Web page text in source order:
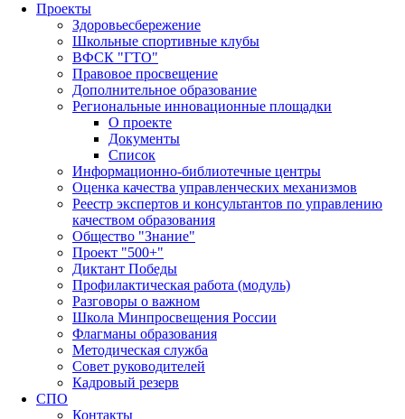
Проекты
Здоровьесбережение
Школьные спортивные клубы
ВФСК "ГТО"
Правовое просвещение
Дополнительное образование
Региональные инновационные площадки
О проекте
Документы
Список
Информационно-библиотечные центры
Оценка качества управленческих механизмов
Реестр экспертов и консультантов по управлению
качеством образования
Общество "Знание"
Проект "500+"
Диктант Победы
Профилактическая работа (модуль)
Разговоры о важном
Школа Минпросвещения России
Флагманы образования
Методическая служба
Совет руководителей
Кадровый резерв
СПО
Контакты